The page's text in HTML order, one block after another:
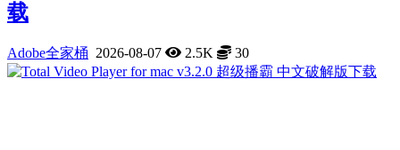
载
Adobe全家桶 2026-08-07 2.5K 30